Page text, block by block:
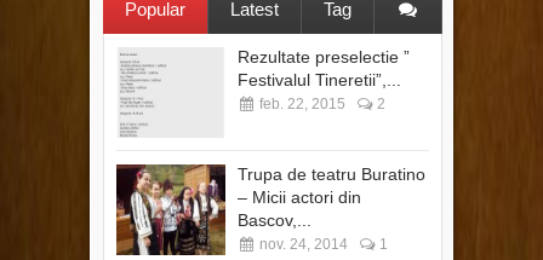
Popular Latest Tag
Rezultate preselectie ”
Festivalul Tineretii”,...
feb. 22, 2015 2
Trupa de teatru Buratino
– Micii actori din
Bascov,...
nov. 24, 2014 1